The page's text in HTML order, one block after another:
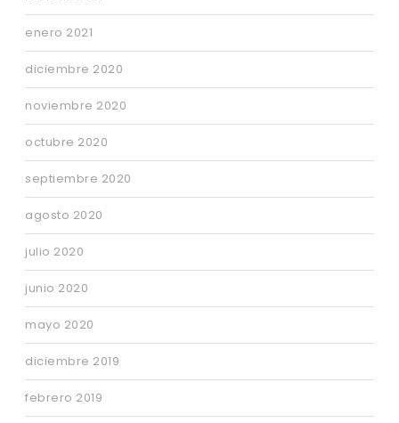
enero 2021
diciembre 2020
noviembre 2020
octubre 2020
septiembre 2020
agosto 2020
julio 2020
junio 2020
mayo 2020
diciembre 2019
febrero 2019